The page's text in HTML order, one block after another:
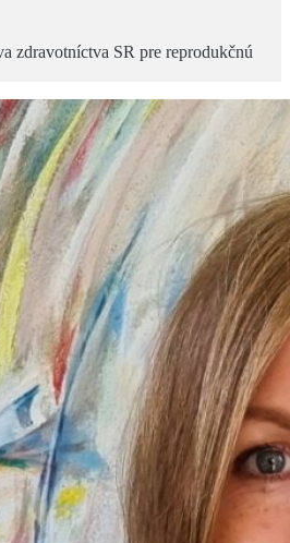
zdravotníctva SR pre reprodukčnú